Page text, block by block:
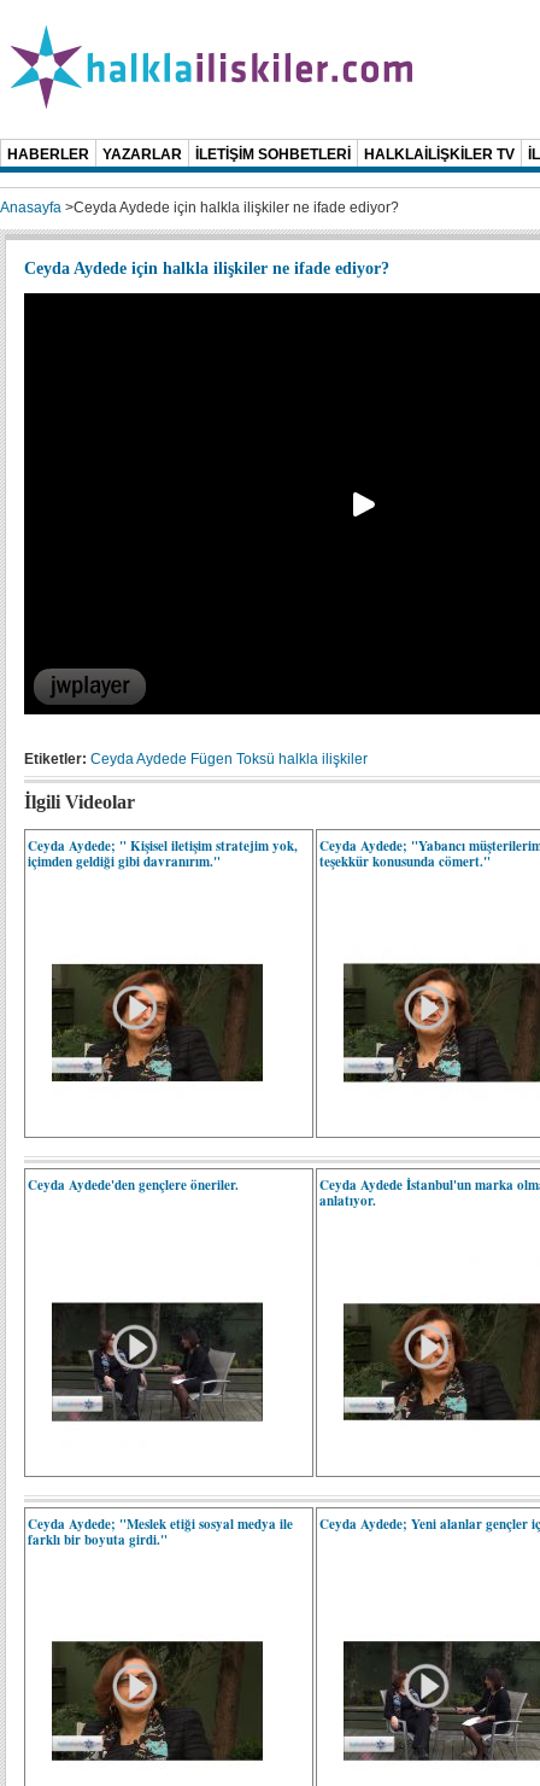
HABERLER YAZARLAR İLETİŞİM SOHBETLERİ HALKLAİLİŞKİLER TV
Anasayfa >Ceyda Aydede için halkla ilişkiler ne ifade ediyor?
Ceyda Aydede için halkla ilişkiler ne ifade ediyor?
Etiketler: Ceyda Aydede Fügen Toksü halkla ilişkiler
İlgili Videolar
Ceyda Aydede; " Kişisel iletişim stratejim yok,
içimden geldiği gibi davranırım."
Ceyda Aydede; "Yabancı
teşekkür konusunda cömert."
Ceyda Aydede'den gençlere öneriler.
Ceyda Aydede İstanbul'un marka
anlatıyor.
Ceyda Aydede; "Meslek etiği sosyal medya ile
farklı bir boyuta girdi."
Ceyda Aydede; Yeni alanlar gençler